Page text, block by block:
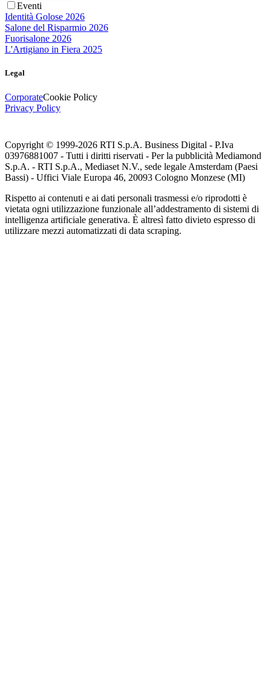
Eventi
Identità Golose 2026
Salone del Risparmio 2026
Fuorisalone 2026
L'Artigiano in Fiera 2025
Legal
CorporateCookie Policy
Privacy Policy
Copyright © 1999-2026 RTI S.p.A. Business Digital - P.Iva
03976881007 - Tutti i diritti riservati - Per la pubblicità Mediamond
S.p.A. - RTI S.p.A., Mediaset N.V., sede legale Amsterdam (Paesi
Bassi) - Uffici Viale Europa 46, 20093 Cologno Monzese (MI)
Rispetto ai contenuti e ai dati personali trasmessi e/o riprodotti è
vietata ogni utilizzazione funzionale all’addestramento di sistemi di
intelligenza artificiale generativa. È altresì fatto divieto espresso di
utilizzare mezzi automatizzati di data scraping.